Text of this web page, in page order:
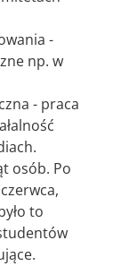
-
np. w
- praca
osób. Po
to